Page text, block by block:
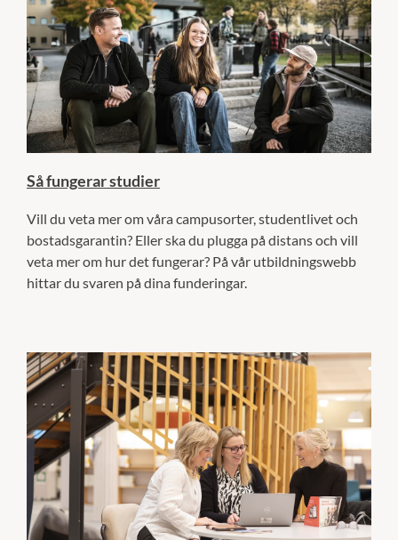
Så fungerar studier
Vill du veta mer om våra campusorter, studentlivet och
bostadsgarantin? Eller ska du plugga på distans och vill
veta mer om hur det fungerar? På vår utbildningswebb
hittar du svaren på dina funderingar.